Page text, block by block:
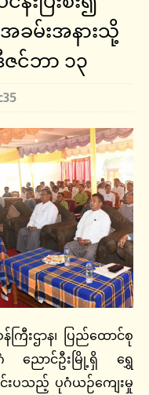
အခမ်းအနားသို့
င်ဘာ ၁၃
ြီးဌာန၊ ပြည်ထောင်စု
ညောင်ဦးမြို့ရှိ ရွှေ
းပသည့် ပုဂံယဉ်ကျေးမှု